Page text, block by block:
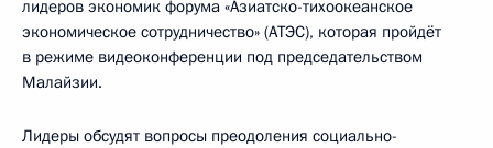
лидеров экономик форума «Азиатско-тихоокеанское
экономическое сотрудничество» (АТЭС), которая пройдёт
в режиме видеоконференции под председательством
Малайзии.
Лидеры обсудят вопросы преодоления социально-